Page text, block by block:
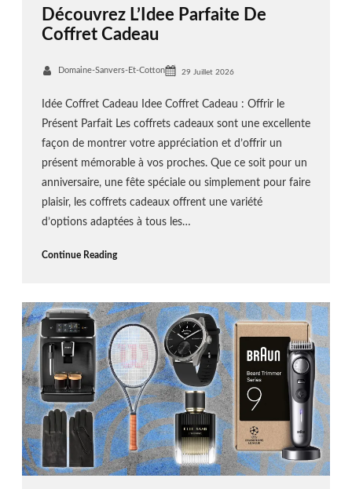
Découvrez L’Idee Parfaite De
Coffret Cadeau
Domaine-Sanvers-Et-Cotton 29 Juillet 2026
Idée Coffret Cadeau Idee Coffret Cadeau : Offrir le
Présent Parfait Les coffrets cadeaux sont une excellente
façon de montrer votre appréciation et d’offrir un
présent mémorable à vos proches. Que ce soit pour un
anniversaire, une fête spéciale ou simplement pour faire
plaisir, les coffrets cadeaux offrent une variété
d’options adaptées à tous les…
Continue Reading